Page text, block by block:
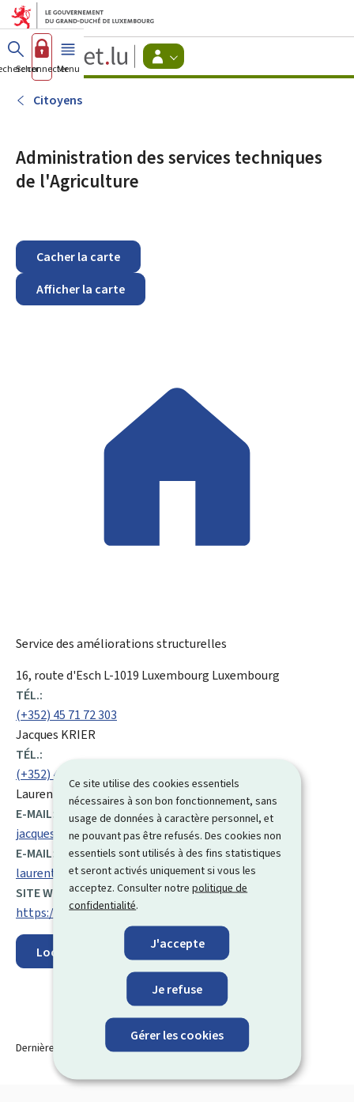
Ce site utilise des cookies essentiels
nécessaires à son bon fonctionnement, sans
usage de données à caractère personnel, et
ne pouvant pas être refusés. Des cookies non
essentiels sont utilisés à des fins statistiques
et seront activés uniquement si vous les
acceptez. Consulter notrepolitique de
confidentialité.
J'accepte
Je refuse
Gérer les cookies
Aller au menu principal
Aller au contenu
Guichet.lu
Changer
d'espace
Se connecterMenu principal
Citoyens
Administration des services techniques
de l'Agriculture
Cacher la carte
Afficher la carte
Service des améliorations structurelles
ADRESSE
:
16, route d'Esch L-1019 Luxembourg Luxembourg
TÉL.:
(+352) 45 71 72 303
Jacques KRIER
TÉL.:
(+352) 45 71 72 302
Laurent ROEDER
E-MAIL:
jacques.krier@asta.etat.lu
E-MAIL:
laurent.roeder@asta.etat.lu
SITE WEB :
https://agriculture.public.lu/de.html
Localisez sur la carte
Dernière modification le